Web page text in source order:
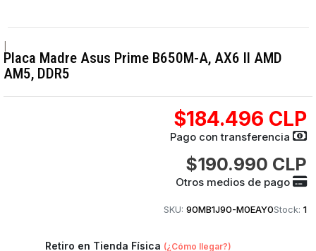
Placa Madre Asus Prime B650M-A, AX6 II AMD
AM5, DDR5
$184.496 CLP
Pago con transferencia
$190.990 CLP
Otros medios de pago
SKU: 90MB1J90-M0EAY0Stock: 1
Retiro en Tienda Física (¿Cómo llegar?)